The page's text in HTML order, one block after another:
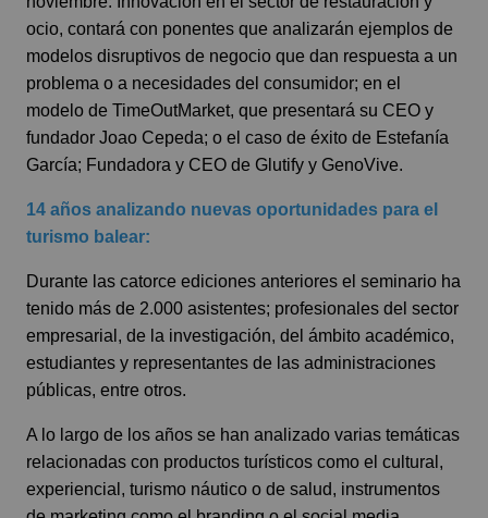
ocio, contará con ponentes que analizarán ejemplos de
modelos disruptivos de negocio que dan respuesta a un
problema o a necesidades del consumidor; en el
modelo de TimeOutMarket, que presentará su CEO y
fundador Joao Cepeda; o el caso de éxito de Estefanía
García; Fundadora y CEO de Glutify y GenoVive.
14 años analizando nuevas oportunidades para el
turismo balear:
Durante las catorce ediciones anteriores el seminario ha
tenido más de 2.000 asistentes; profesionales del sector
empresarial, de la investigación, del ámbito académico,
estudiantes y representantes de las administraciones
públicas, entre otros.
A lo largo de los años se han analizado varias temáticas
relacionadas con productos turísticos como el cultural,
experiencial, turismo náutico o de salud, instrumentos